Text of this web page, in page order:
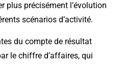
plus précisément l’évolution
scénarios d’activité.
du compte de résultat
le chiffre d’affaires, qui